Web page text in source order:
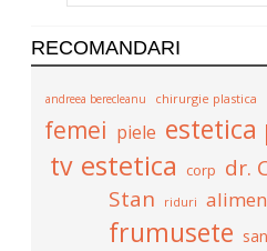
RECOMANDARI
andreea berecleanu chirurgie plastica
femei piele
tv estetica corp dr.
Stan
riduri
frumusete